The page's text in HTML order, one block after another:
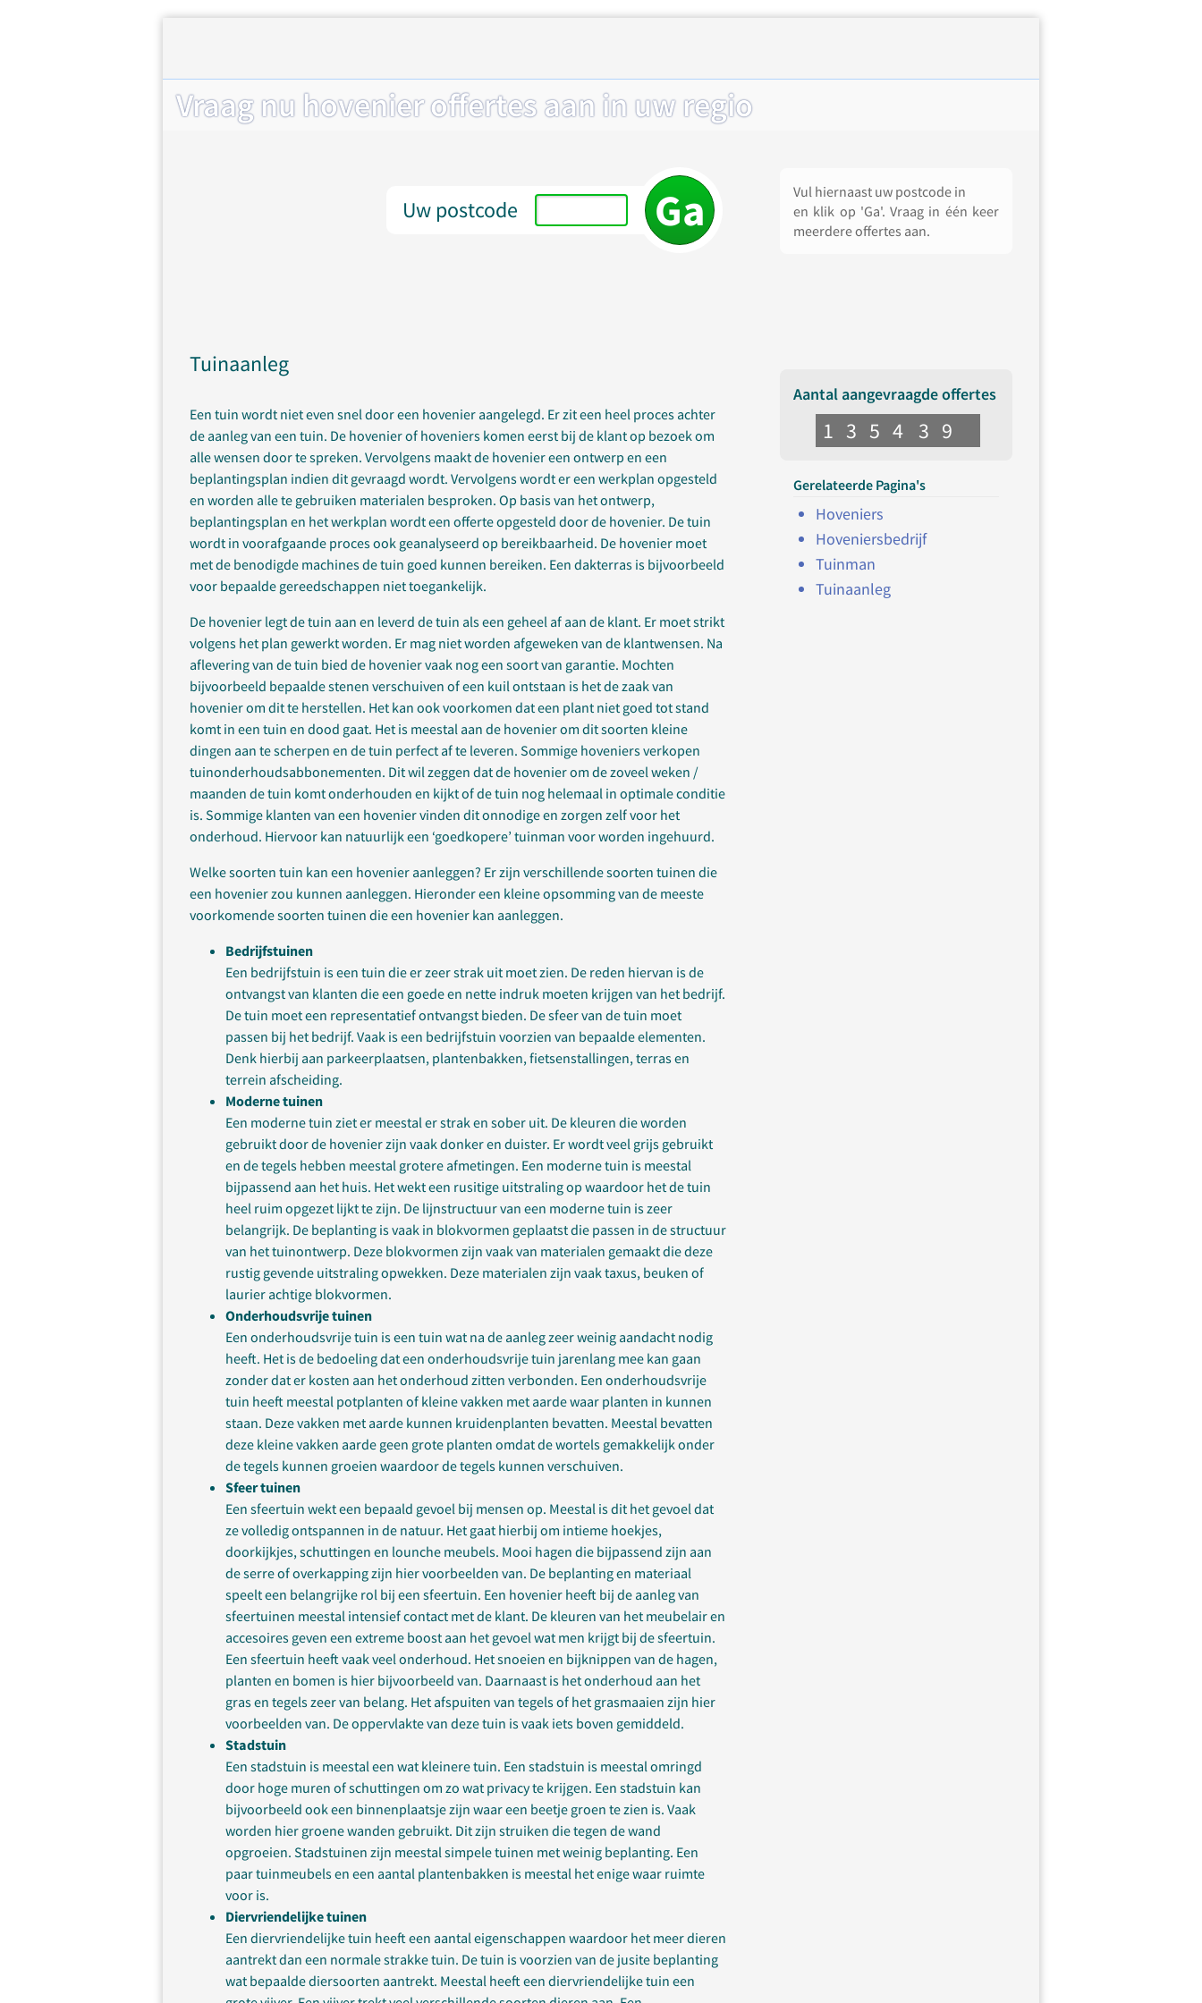
Vraag nu hovenier offertes aan in uw regio
Uw postcode
Vul hiernaast uw postcode in
en klik op 'Ga'. Vraag in één keer
meerdere offertes aan.
Tuinaanleg
Een tuin wordt niet even snel door een hovenier aangelegd. Er zit een heel proces achter
de aanleg van een tuin. De hovenier of hoveniers komen eerst bij de klant op bezoek om
alle wensen door te spreken. Vervolgens maakt de hovenier een ontwerp en een
beplantingsplan indien dit gevraagd wordt. Vervolgens wordt er een werkplan opgesteld
en worden alle te gebruiken materialen besproken. Op basis van het ontwerp,
beplantingsplan en het werkplan wordt een offerte opgesteld door de hovenier. De tuin
wordt in voorafgaande proces ook geanalyseerd op bereikbaarheid. De hovenier moet
met de benodigde machines de tuin goed kunnen bereiken. Een dakterras is bijvoorbeeld
voor bepaalde gereedschappen niet toegankelijk.
De hovenier legt de tuin aan en leverd de tuin als een geheel af aan de klant. Er moet strikt
volgens het plan gewerkt worden. Er mag niet worden afgeweken van de klantwensen. Na
aflevering van de tuin bied de hovenier vaak nog een soort van garantie. Mochten
bijvoorbeeld bepaalde stenen verschuiven of een kuil ontstaan is het de zaak van
hovenier om dit te herstellen. Het kan ook voorkomen dat een plant niet goed tot stand
komt in een tuin en dood gaat. Het is meestal aan de hovenier om dit soorten kleine
dingen aan te scherpen en de tuin perfect af te leveren. Sommige hoveniers verkopen
tuinonderhoudsabbonementen. Dit wil zeggen dat de hovenier om de zoveel weken /
maanden de tuin komt onderhouden en kijkt of de tuin nog helemaal in optimale conditie
is. Sommige klanten van een hovenier vinden dit onnodige en zorgen zelf voor het
onderhoud. Hiervoor kan natuurlijk een ‘goedkopere’ tuinman voor worden ingehuurd.
Welke soorten tuin kan een hovenier aanleggen? Er zijn verschillende soorten tuinen die
een hovenier zou kunnen aanleggen. Hieronder een kleine opsomming van de meeste
voorkomende soorten tuinen die een hovenier kan aanleggen.
Bedrijfstuinen
Een bedrijfstuin is een tuin die er zeer strak uit moet zien. De reden hiervan is de
ontvangst van klanten die een goede en nette indruk moeten krijgen van het bedrijf.
De tuin moet een representatief ontvangst bieden. De sfeer van de tuin moet
passen bij het bedrijf. Vaak is een bedrijfstuin voorzien van bepaalde elementen.
Denk hierbij aan parkeerplaatsen, plantenbakken, fietsenstallingen, terras en
terrein afscheiding.
Moderne tuinen
Een moderne tuin ziet er meestal er strak en sober uit. De kleuren die worden
gebruikt door de hovenier zijn vaak donker en duister. Er wordt veel grijs gebruikt
en de tegels hebben meestal grotere afmetingen. Een moderne tuin is meestal
bijpassend aan het huis. Het wekt een rusitige uitstraling op waardoor het de tuin
heel ruim opgezet lijkt te zijn. De lijnstructuur van een moderne tuin is zeer
belangrijk. De beplanting is vaak in blokvormen geplaatst die passen in de structuur
van het tuinontwerp. Deze blokvormen zijn vaak van materialen gemaakt die deze
rustig gevende uitstraling opwekken. Deze materialen zijn vaak taxus, beuken of
laurier achtige blokvormen.
Onderhoudsvrije tuinen
Een onderhoudsvrije tuin is een tuin wat na de aanleg zeer weinig aandacht nodig
heeft. Het is de bedoeling dat een onderhoudsvrije tuin jarenlang mee kan gaan
zonder dat er kosten aan het onderhoud zitten verbonden. Een onderhoudsvrije
tuin heeft meestal potplanten of kleine vakken met aarde waar planten in kunnen
staan. Deze vakken met aarde kunnen kruidenplanten bevatten. Meestal bevatten
deze kleine vakken aarde geen grote planten omdat de wortels gemakkelijk onder
de tegels kunnen groeien waardoor de tegels kunnen verschuiven.
Sfeer tuinen
Een sfeertuin wekt een bepaald gevoel bij mensen op. Meestal is dit het gevoel dat
ze volledig ontspannen in de natuur. Het gaat hierbij om intieme hoekjes,
doorkijkjes, schuttingen en lounche meubels. Mooi hagen die bijpassend zijn aan
de serre of overkapping zijn hier voorbeelden van. De beplanting en materiaal
speelt een belangrijke rol bij een sfeertuin. Een hovenier heeft bij de aanleg van
sfeertuinen meestal intensief contact met de klant. De kleuren van het meubelair en
accesoires geven een extreme boost aan het gevoel wat men krijgt bij de sfeertuin.
Een sfeertuin heeft vaak veel onderhoud. Het snoeien en bijknippen van de hagen,
planten en bomen is hier bijvoorbeeld van. Daarnaast is het onderhoud aan het
gras en tegels zeer van belang. Het afspuiten van tegels of het grasmaaien zijn hier
voorbeelden van. De oppervlakte van deze tuin is vaak iets boven gemiddeld.
Stadstuin
Een stadstuin is meestal een wat kleinere tuin. Een stadstuin is meestal omringd
door hoge muren of schuttingen om zo wat privacy te krijgen. Een stadstuin kan
bijvoorbeeld ook een binnenplaatsje zijn waar een beetje groen te zien is. Vaak
worden hier groene wanden gebruikt. Dit zijn struiken die tegen de wand
opgroeien. Stadstuinen zijn meestal simpele tuinen met weinig beplanting. Een
paar tuinmeubels en een aantal plantenbakken is meestal het enige waar ruimte
voor is.
Diervriendelijke tuinen
Een diervriendelijke tuin heeft een aantal eigenschappen waardoor het meer dieren
aantrekt dan een normale strakke tuin. De tuin is voorzien van de jusite beplanting
wat bepaalde diersoorten aantrekt. Meestal heeft een diervriendelijke tuin een
Aantal aangevraagde offertes
1 3 5 4 3 9
Gerelateerde Pagina's
Hoveniers
Hoveniersbedrijf
Tuinman
Tuinaanleg